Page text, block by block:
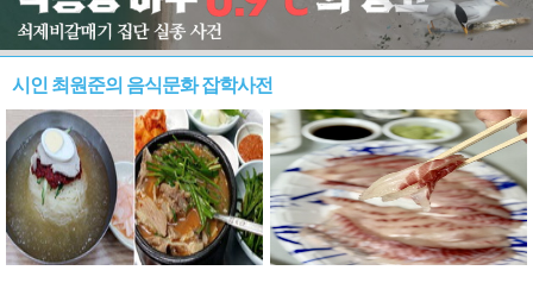
시인 최원준의 음식문화 잡학사전